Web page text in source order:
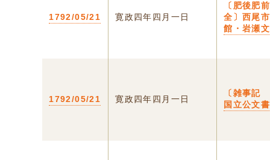
1792/05/21 寛政四年四月一日
〔肥後
全〕西尾
館・岩瀬
1792/05/21 寛政四年四月一日
〔雑事記
国立公文